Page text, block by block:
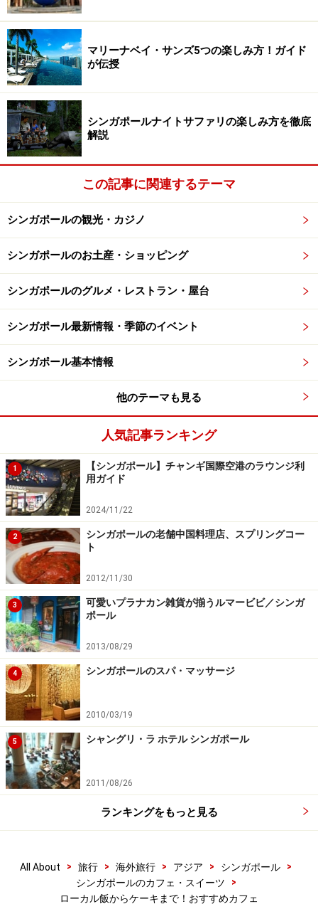
マリーナベイ・サンズ5つの楽しみ方！ガイド
が伝授
シンガポールナイトサファリの楽しみ方を徹底
解説
この記事に関連するテーマ
シンガポールの観光・カジノ
シンガポールのお土産・ショッピング
シンガポールのグルメ・レストラン・屋台
シンガポール最新情報・季節のイベント
シンガポール基本情報
他のテーマも見る
人気記事ランキング
1
【シンガポール】チャンギ国際空港のラウンジ利
用ガイド
2024/11/22
2
シンガポールの老舗中国料理店、スプリングコー
ト
2012/11/30
3
可愛いプラナカン雑貨が揃うルマービビ／シンガ
ポール
2013/08/29
4 シンガポールのスパ・マッサージ
2010/03/19
5 シャングリ・ラ ホテル シンガポール
2011/08/26
ランキングをもっと見る
All About > 旅行 > 海外旅行 > アジア > シンガポール
>
シンガポールのカフェ・スイーツ
>
ローカル飯からケーキまで！おすすめカフェ